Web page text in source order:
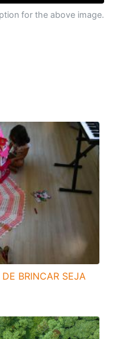
for the above image.
BRINCAR SEJA